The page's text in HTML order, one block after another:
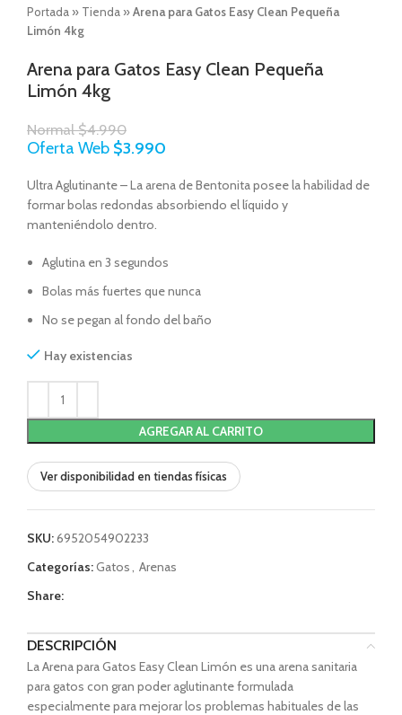
Portada » Tienda »Arena para Gatos Easy Clean Pequeña
Limón 4kg
Arena para Gatos Easy Clean Pequeña
Limón 4kg
Normal$4.990
Oferta Web $3.990
Ultra Aglutinante – La arena de Bentonita posee la habilidad de
formar bolas redondas absorbiendo el líquido y
manteniéndolo dentro.
Aglutina en 3 segundos
Bolas más fuertes que nunca
No se pegan al fondo del baño
Hay existencias
AGREGAR AL CARRITO
Ver disponibilidad en tiendas físicas
SKU:6952054902233
Categorías:Gatos, Arenas
Share:
DESCRIPCIÓN
La Arena para Gatos Easy Clean Limón es una arena sanitaria
para gatos con gran poder aglutinante formulada
especialmente para mejorar los problemas habituales de las